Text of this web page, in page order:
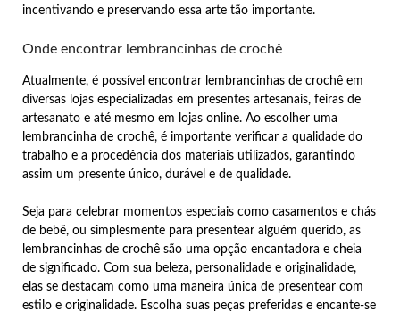
incentivando e preservando essa arte tão importante.
Onde encontrar lembrancinhas de crochê
Atualmente, é possível encontrar lembrancinhas de crochê em
diversas lojas especializadas em presentes artesanais, feiras de
artesanato e até mesmo em lojas online. Ao escolher uma
lembrancinha de crochê, é importante verificar a qualidade do
trabalho e a procedência dos materiais utilizados, garantindo
assim um presente único, durável e de qualidade.
Seja para celebrar momentos especiais como casamentos e chás
de bebê, ou simplesmente para presentear alguém querido, as
lembrancinhas de crochê são uma opção encantadora e cheia
de significado. Com sua beleza, personalidade e originalidade,
elas se destacam como uma maneira única de presentear com
estilo e originalidade. Escolha suas peças preferidas e encante-se